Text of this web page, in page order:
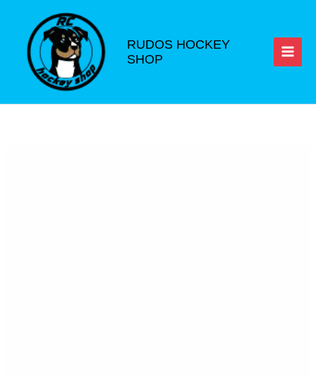
contenido
RUDOS HOCKEY
SHOP